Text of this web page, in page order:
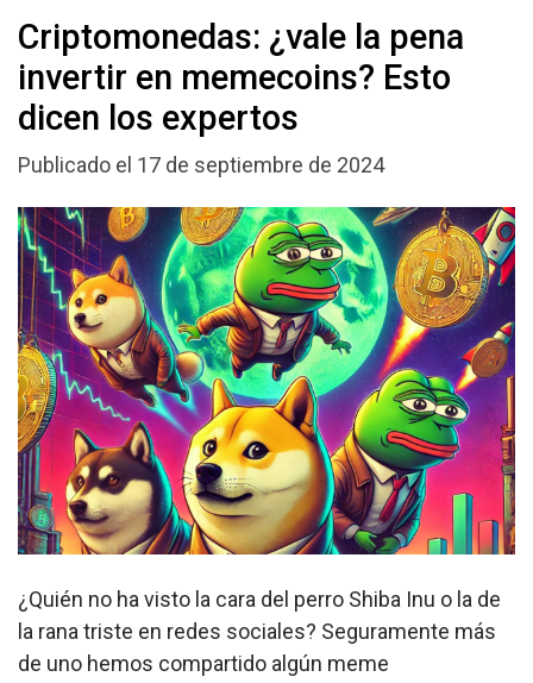
Criptomonedas: ¿vale la pena
invertir en memecoins? Esto
dicen los expertos
Publicado el 17 de septiembre de 2024
¿Quién no ha visto la cara del perro Shiba Inu o la de
la rana triste en redes sociales? Seguramente más
de uno hemos compartido algún meme